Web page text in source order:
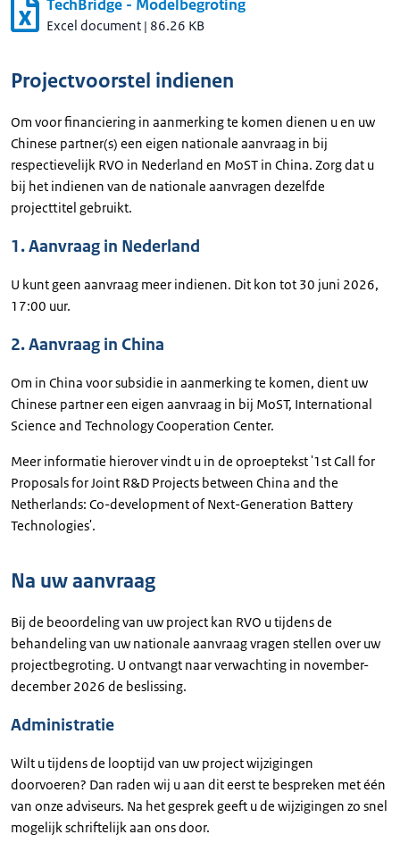
TechBridge - Modelbegroting
Excel document | 86.26 KB
Projectvoorstel indienen
Om voor financiering in aanmerking te komen dienen u en uw
Chinese partner(s) een eigen nationale aanvraag in bij
respectievelijk RVO in Nederland en MoST in China. Zorg dat u
bij het indienen van de nationale aanvragen dezelfde
projecttitel gebruikt.
1. Aanvraag in Nederland
U kunt geen aanvraag meer indienen. Dit kon tot 30 juni 2026,
17:00 uur.
2. Aanvraag in China
Om in China voor subsidie in aanmerking te komen, dient uw
Chinese partner een eigen aanvraag in bij MoST, International
Science and Technology Cooperation Center.
Meer informatie hierover vindt u in de oproeptekst '1st Call for
Proposals for Joint R&D Projects between China and the
Netherlands: Co-development of Next-Generation Battery
Technologies'.
Na uw aanvraag
Bij de beoordeling van uw project kan RVO u tijdens de
behandeling van uw nationale aanvraag vragen stellen over uw
projectbegroting. U ontvangt naar verwachting in november-
december 2026 de beslissing.
Administratie
Wilt u tijdens de looptijd van uw project wijzigingen
doorvoeren? Dan raden wij u aan dit eerst te bespreken met één
van onze adviseurs. Na het gesprek geeft u de wijzigingen zo snel
mogelijk schriftelijk aan ons door.